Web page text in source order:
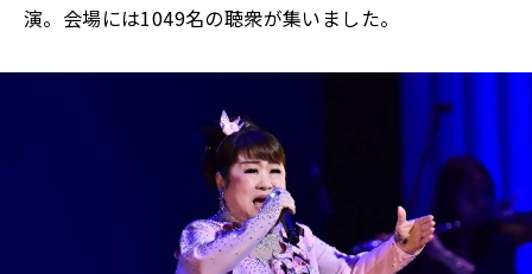
演。会場には1049名の聴衆が集いました。